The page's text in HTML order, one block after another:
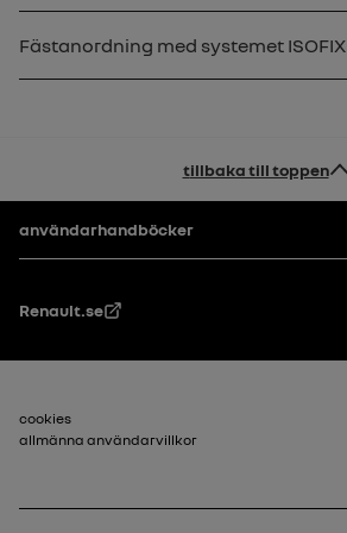
Fästanordning med systemet ISOFIX
tillbaka till toppen
Footer
användarhandböcker
Renault.se
Sidfot_2
cookies
allmänna användarvillkor